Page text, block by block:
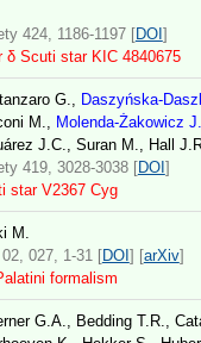
424, 1186-1197 [DOI ]
δ Scuti star KIC 4840675
G., Daszyńska-
M., Molenda-Żakowicz J.
J.C., Suran M., Hall
419, 3028-3038 [DOI ]
star V2367 Cyg
M.
027, 1-31 [DOI ] [arXiv]
formalism
G.A., Bedding T.R.,